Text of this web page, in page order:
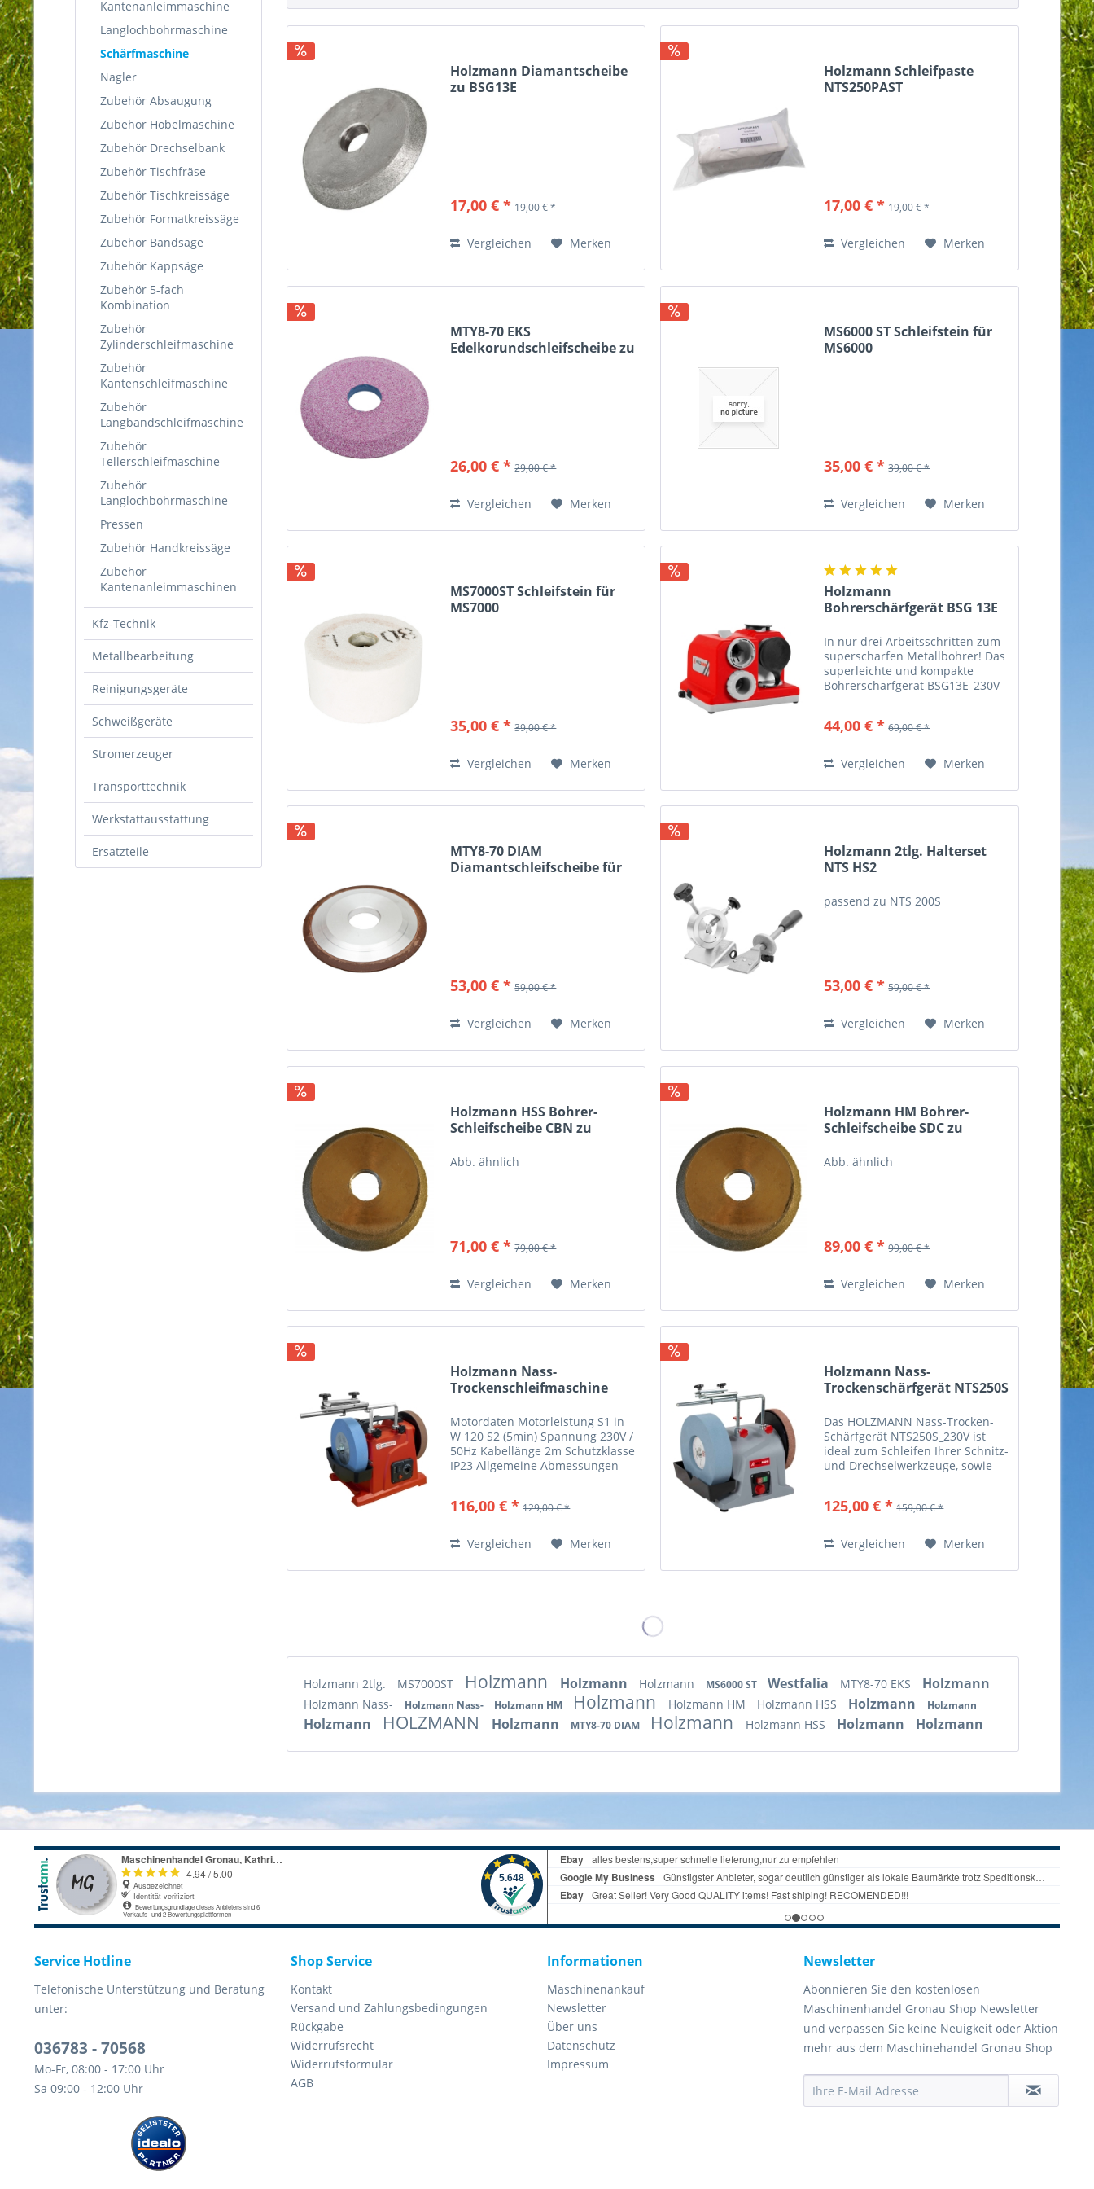
Kantenanleimmaschine
Langlochbohrmaschine
Schärfmaschine
Nagler
Zubehör Absaugung
Zubehör Hobelmaschine
Zubehör Drechselbank
Zubehör Tischfräse
Zubehör Tischkreissäge
Zubehör Formatkreissäge
Zubehör Bandsäge
Zubehör Kappsäge
Zubehör 5-fach
Kombination
Zubehör
Zylinderschleifmaschine
Zubehör
Kantenschleifmaschine
Zubehör
Langbandschleifmaschine
Zubehör
Tellerschleifmaschine
Zubehör
Langlochbohrmaschine
Pressen
Zubehör Handkreissäge
Zubehör
Kantenanleimmaschinen
Kfz-Technik
Metallbearbeitung
Reinigungsgeräte
Schweißgeräte
Stromerzeuger
Transporttechnik
Werkstattausstattung
Ersatzteile
Holzmann Diamantscheibe
zu BSG13E
17,00 € * 19,00 € *
Vergleichen Merken
Holzmann Schleifpaste
NTS250PAST
17,00 € * 19,00 € *
Vergleichen Merken
MTY8-70 EKS
Edelkorundschleifscheibe zu
26,00 € * 29,00 € *
Vergleichen Merken
MS6000 ST Schleifstein für
MS6000
35,00 € * 39,00 € *
Vergleichen Merken
MS7000ST Schleifstein für
MS7000
35,00 € * 39,00 € *
Vergleichen Merken
Holzmann
Bohrerschärfgerät BSG 13E
In nur drei Arbeitsschritten zum
superscharfen Metallbohrer! Das
superleichte und kompakte
Bohrerschärfgerät BSG13E_230V
auf Hochform. Für alle gängigen
44,00 € * 69,00 € *
Vergleichen Merken
MTY8-70 DIAM
Diamantschleifscheibe für
53,00 € * 59,00 € *
Vergleichen Merken
Holzmann 2tlg. Halterset
NTS HS2
passend zu NTS 200S
53,00 € * 59,00 € *
Vergleichen Merken
Holzmann HSS Bohrer-
Schleifscheibe CBN zu
Abb. ähnlich
71,00 € * 79,00 € *
Vergleichen Merken
Holzmann HM Bohrer-
Schleifscheibe SDC zu
Abb. ähnlich
89,00 € * 99,00 € *
Vergleichen Merken
Holzmann Nass-
Trockenschleifmaschine
Motordaten Motorleistung S1 in
W 120 S2 (5min) Spannung 230V /
50Hz Kabellänge 2m Schutzklasse
IP23 Allgemeine Abmessungen
Drehzahl in min-1 30-150
mm...
116,00 € * 129,00 € *
Vergleichen Merken
Holzmann Nass-
Trockenschärfgerät NTS250S
Das HOLZMANN Nass-Trocken-
Schärfgerät NTS250S_230V ist
ideal zum Schleifen Ihrer Schnitz-
und Drechselwerkzeuge, sowie
läuft durch eine Wasserwanne im
125,00 € * 159,00 € *
Vergleichen Merken
Holzmann 2tlg. MS7000ST Holzmann Holzmann Holzmann MS6000 ST Westfalia MTY8-70 EKS Holzmann
Holzmann Nass- Holzmann Nass- Holzmann HM Holzmann Holzmann HM Holzmann HSS Holzmann Holzmann
Holzmann HOLZMANN Holzmann MTY8-70 DIAM Holzmann Holzmann HSS Holzmann Holzmann
Service Hotline
Telefonische Unterstützung und Beratung
unter:
036783 - 70568
Mo-Fr, 08:00 - 17:00 Uhr
Sa 09:00 - 12:00 Uhr
Shop Service
Kontakt
Versand und Zahlungsbedingungen
Rückgabe
Widerrufsrecht
Widerrufsformular
AGB
Informationen
Maschinenankauf
Newsletter
Über uns
Datenschutz
Impressum
Newsletter
Abonnieren Sie den kostenlosen
Maschinenhandel Gronau Shop Newsletter
und verpassen Sie keine Neuigkeit oder Aktion
mehr aus dem Maschinehandel Gronau Shop